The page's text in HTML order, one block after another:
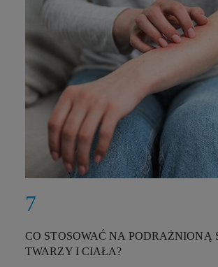
CO STOSOWAĆ NA PODRAŻNIONĄ
TWARZY I CIAŁA?